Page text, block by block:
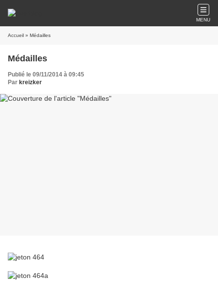
MENU
Accueil » Médailles
Médailles
Publié le 09/11/2014 à 09:45
Par kreizker